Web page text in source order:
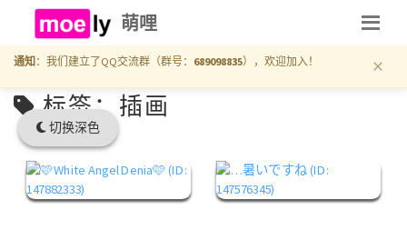
切换深色
萌哩
通知 ：我们建立了QQ交流群（群号： 689098835），欢迎加入！ ×
标签：插画